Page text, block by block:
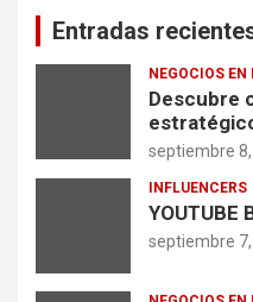
Entradas
NEGOCIOS EN
Descubre
septiembre
INFLUENCERS
YOUTUBE
septiembre